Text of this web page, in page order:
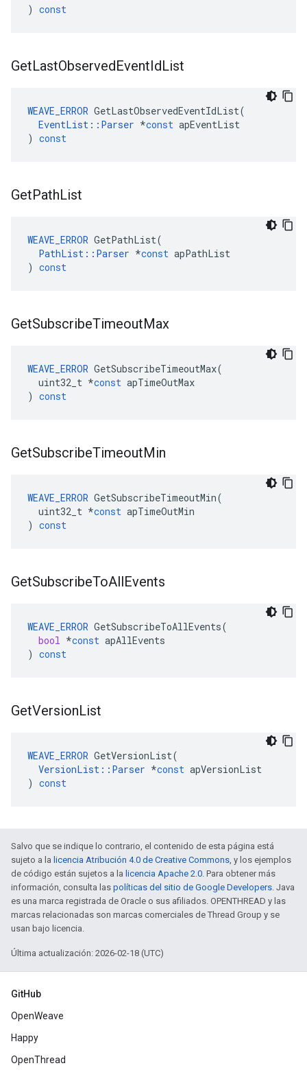
) const
GetLastObservedEventIdList
WEAVE_ERROR GetLastObservedEventIdList(
EventList :: Parser *const apEventList
) const
GetPathList
WEAVE_ERROR GetPathList(
PathList :: Parser *const apPathList
) const
GetSubscribeTimeoutMax
WEAVE_ERROR GetSubscribeTimeoutMax(
uint32_t *const apTimeOutMax
) const
GetSubscribeTimeoutMin
WEAVE_ERROR GetSubscribeTimeoutMin(
uint32_t *const apTimeOutMin
) const
GetSubscribeToAllEvents
WEAVE_ERROR GetSubscribeToAllEvents(
bool *const apAllEvents
) const
GetVersionList
WEAVE_ERROR GetVersionList(
VersionList :: Parser *const apVersionList
) const
Salvo que se indique lo contrario, el contenido de esta página está
sujeto a la licencia Atribución 4.0 de Creative Commons, y los ejemplos
de código están sujetos a la licencia Apache 2.0. Para obtener más
información, consulta las políticas del sitio de Google Developers. Java
es una marca registrada de Oracle o sus afiliados. OPENTHREAD y las
marcas relacionadas son marcas comerciales de Thread Group y se
usan bajo licencia.
Última actualización: 2026-02-18 (UTC)
GitHub
OpenWeave
Happy
OpenThread